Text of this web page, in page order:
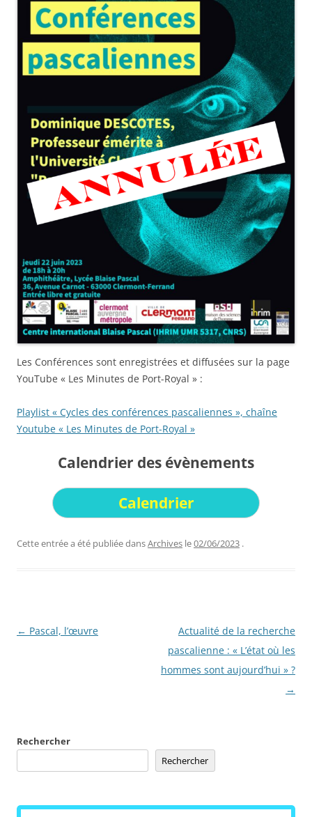
Les Conférences sont enregistrées et diffusées sur la page
YouTube « Les Minutes de Port-Royal » :
Playlist « Cycles des conférences pascaliennes », chaîne
Youtube « Les Minutes de Port-Royal »
Calendrier des évènements
Calendrier
Cette entrée a été publiée dansArchives le02/06/2023 .
Navigation
← Pascal, l’œuvre
Actualité de la recherche
pascalienne : « L’état où les
hommes sont aujourd’hui » ?
→
Rechercher
Rechercher